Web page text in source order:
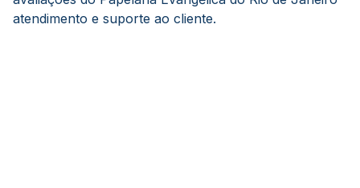
atendimento e suporte ao cliente.